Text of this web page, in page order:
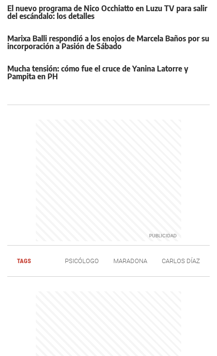
El nuevo programa de Nico Occhiatto en Luzu TV para salir
del escándalo: los detalles
Marixa Balli respondió a los enojos de Marcela Baños por su
incorporación a Pasión de Sábado
Mucha tensión: cómo fue el cruce de Yanina Latorre y
Pampita en PH
TAGS PSICÓLOGO MARADONA CARLOS DÍAZ